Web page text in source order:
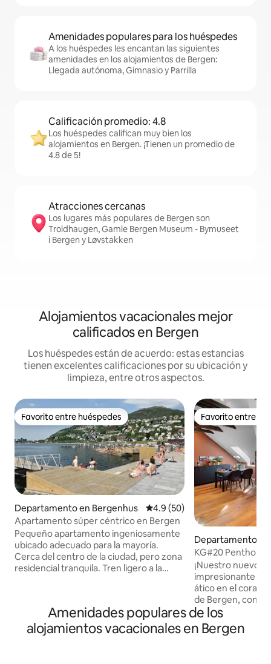
Amenidades populares para los huéspedes
A los huéspedes les encantan las siguientes
amenidades en los alojamientos de Bergen:
Llegada autónoma, Gimnasio y Parrilla
Calificación promedio: 4.8
Los huéspedes califican muy bien los
alojamientos en Bergen. ¡Tienen un promedio de
4.8 de 5!
Atracciones cercanas
Los lugares más populares de Bergen son
Troldhaugen, Gamle Bergen Museum - Bymuseet
i Bergen y Løvstakken
Alojamientos vacacionales mejor
calificados en Bergen
Los huéspedes están de acuerdo: estas estancias
tienen excelentes calificaciones por su ubicación y
limpieza, entre otros aspectos.
Favorito entre huéspedes
Favorito entre huéspedes
Departamento en Bergenhus Calificación promedio: 4.9 de
4.9 (50)
Apartamento súper céntrico en Bergen
Pequeño apartamento ingeniosamente
ubicado adecuado para la mayoría.
Cerca del centro de la ciudad, pero zona
residencial tranquila. Tren ligero a la
furgoneta más grande. A poca distancia
a pie o a una parada de tren ligero
desde/hacia el centro de la ciudad,
Favorito entre
Favorito entre
Departamento
KG#20
¡Nuestro nuevo
impresionante
ático en el
de Bergen, con
"Lille
departamento
equipado con
Amenidades populares de los
alojamientos vacacionales en Bergen